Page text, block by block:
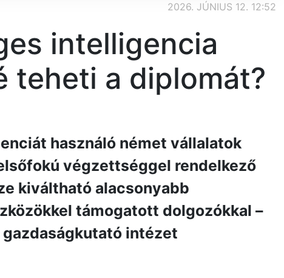
2026. JÚNIUS 12. 12:52
intelligencia
teheti a diplomát?
használó német vállalatok
végzettséggel rendelkező
kiváltható alacsonyabb
támogatott dolgozókkal –
intézet